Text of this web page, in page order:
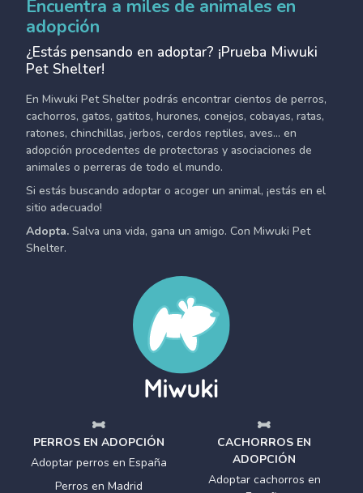
Encuentra a miles de animales en
adopción
¿Estás pensando en adoptar? ¡Prueba Miwuki
Pet Shelter!
En Miwuki Pet Shelter podrás encontrar cientos de perros,
cachorros, gatos, gatitos, hurones, conejos, cobayas, ratas,
ratones, chinchillas, jerbos, cerdos reptiles, aves... en
adopción procedentes de protectoras y asociaciones de
animales o perreras de todo el mundo.
Si estás buscando adoptar o acoger un animal, ¡estás en el
sitio adecuado!
Adopta. Salva una vida, gana un amigo. Con Miwuki Pet
Shelter.
PERROS EN ADOPCIÓN
Adoptar perros en España
Perros en Madrid
CACHORROS EN
ADOPCIÓN
Adoptar cachorros en